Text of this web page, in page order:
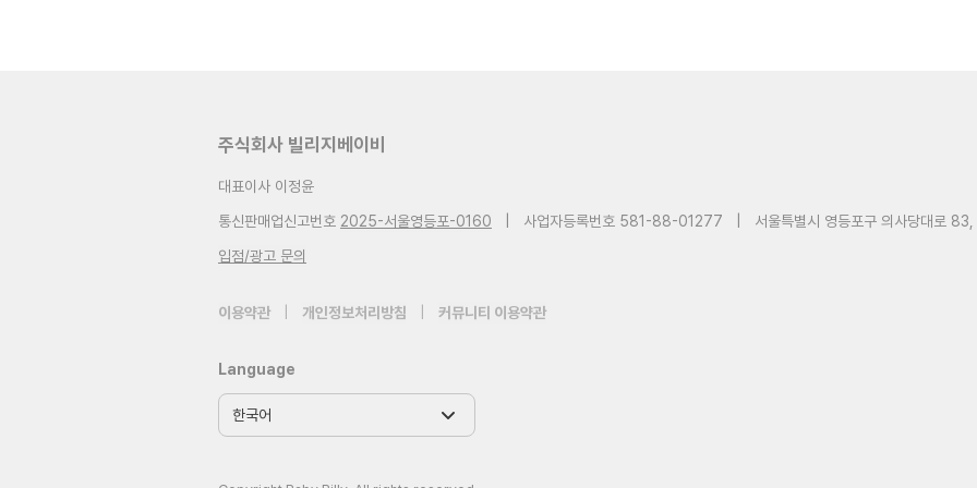
주식회사 빌리지베이비
대표이사 이정윤
통신판매업신고번호 2025-서울영등포-0160 사업자등록번호 581-88-01277
서울특별시 영등포구 의사당대로
입점/광고 문의
이용약관 개인정보처리방침 커뮤니티 이용약관
Language